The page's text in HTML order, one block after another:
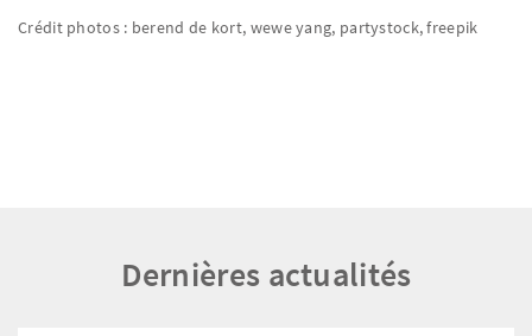
Crédit photos : berend de kort, wewe yang, partystock, freepik
Dernières actualités